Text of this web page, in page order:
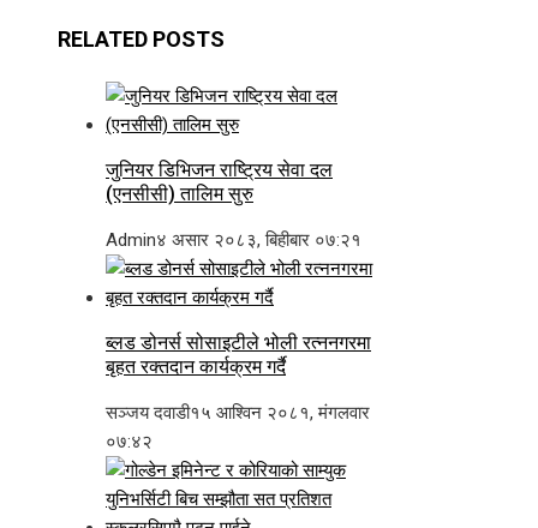
RELATED POSTS
जुनियर डिभिजन राष्ट्रिय सेवा दल
(एनसीसी) तालिम सुरु
Admin४ असार २०८३, बिहीबार ०७:२१
ब्लड डोनर्स सोसाइटीले भोली रत्ननगरमा
बृहत रक्तदान कार्यक्रम गर्दै
सञ्जय दवाडी१५ आश्विन २०८१, मंगलवार
०७:४२